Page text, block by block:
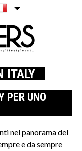
ITALY
PER UNO
nel panorama del
e da sempre